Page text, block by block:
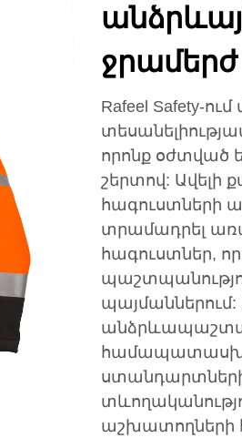
Rafeel Safety-
որոնք օժտված
շերտով:
հագուստների
տրամադրել
հագուստներ,
պայմաններում:
աշխատողների